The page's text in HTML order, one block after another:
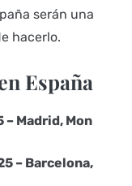
serán una
hacerlo.
España
Madrid, Mon
– Barcelona,